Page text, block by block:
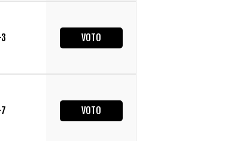
VOTO
VOTO